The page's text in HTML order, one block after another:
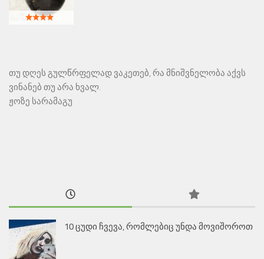
თუ დღეს გულწრფელად ვაკეთებ, რა მნიშვნელობა აქვს
ვინანებ თუ არა ხვალ.
ჟოზე სარამაგუ
10 ცუდი ჩვევა, რომლებიც უნდა მოვიშოროთ